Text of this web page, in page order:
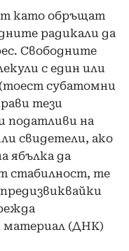
като обръщат
радикали да
Свободните
с един или
субатомни
тези
податливи на
свидетели, ако
ябълка да
стабилност, те
материал (ДНК)